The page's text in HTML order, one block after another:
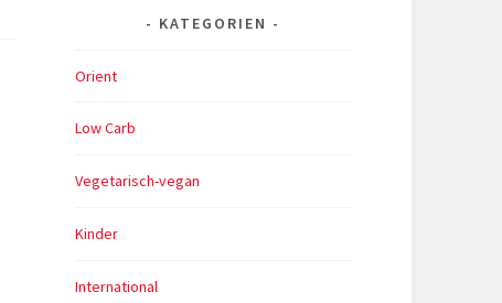
KATEGORIEN
Orient
Low Carb
Vegetarisch-vegan
Kinder
International